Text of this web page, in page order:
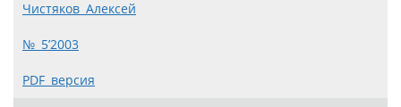
Чистяков Алексей
№ 5’2003
PDF версия